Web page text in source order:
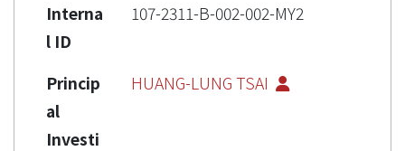
Interna
l ID
107-2311-B-002-002-MY2
Princip
al
Investi
HUANG-LUNG TSAI